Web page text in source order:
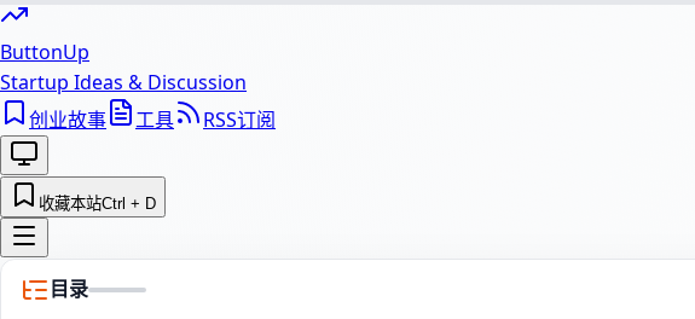
ButtonUp
Startup Ideas & Discussion
创业故事
工具 RSS订阅
收藏本站Ctrl + D
目录